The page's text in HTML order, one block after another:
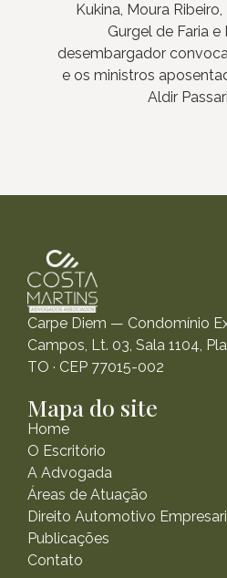
Kukina, Moura
Gurgel de Faria e
desembargador
e os ministros
Aldir
Carpe Diem — Condomínio
Campos, Lt. 03, Sala 1104,
TO · CEP 77015-002
Mapa do site
Home
O Escritório
A Advogada
Áreas de Atuação
Direito Automotivo
Publicações
Contato